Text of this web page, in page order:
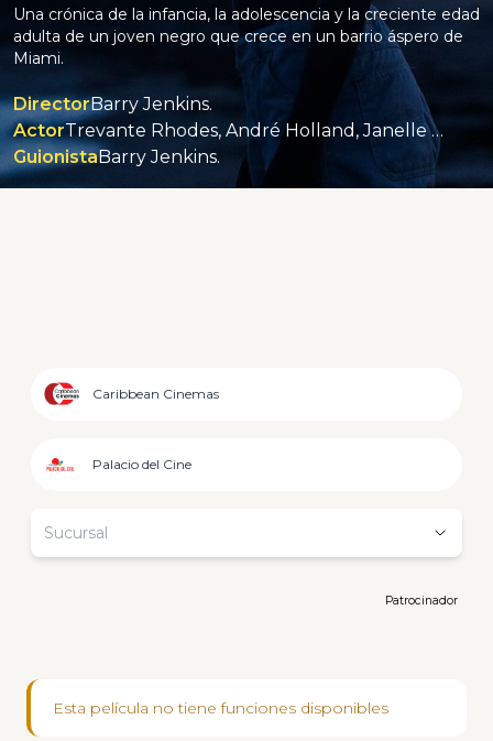
Una crónica de la infancia, la adolescencia y la creciente edad
adulta de un joven negro que crece en un barrio áspero de
Miami.
DirectorBarry Jenkins.
Actor
Trevante Rhodes, André Holland, Janelle Monáe, Ashton Sanders, Jharrel Jerome, Alex Hibbert.
GuionistaBarry Jenkins.
Caribbean Cinemas
Palacio del Cine
Sucursal
Patrocinador
Esta película no tiene funciones disponibles